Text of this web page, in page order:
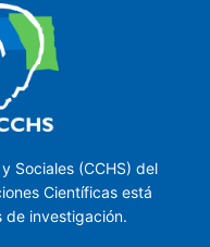
Sociales (CCHS) del
Científicas está
de investigación.